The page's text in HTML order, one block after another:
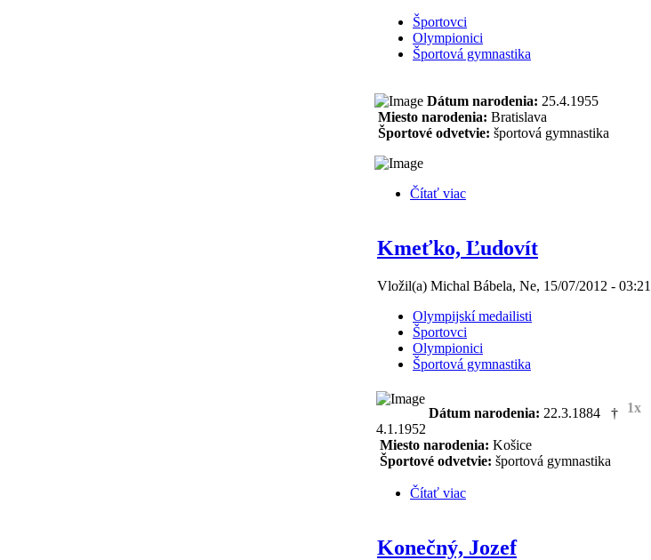
Športovci
Olympionici
Športová gymnastika
Dátum narodenia: 25.4.1955
Miesto narodenia: Bratislava
Športové odvetvie: športová gymnastika
Čítať viac
Kmeťko, Ľudovít
Vložil(a) Michal Bábela, Ne, 15/07/2012 - 03:21
Olympijskí medailisti
Športovci
Olympionici
Športová gymnastika
Dátum narodenia: 22.3.1884 †
4.1.1952
Miesto narodenia: Košice
Športové odvetvie: športová gymnastika
1x
Čítať viac
Konečný, Jozef